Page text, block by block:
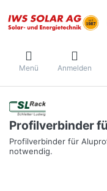
Menü Anmelden
Profilverbinder
Profilverbinder für
notwendig.